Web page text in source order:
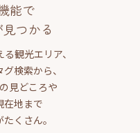
能で
つかる
観光エリア、
検索から、
見どころや
在地まで
くさん。